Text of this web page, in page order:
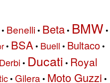
• Benelli• Beta• BMW •
• BSA • Buell • Bultaco•
Derbi • Ducati • Royal
• Gilera • Moto Guzzi •